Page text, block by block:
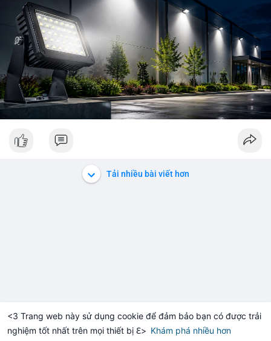
<3 Trang web này sử dụng cookie để đảm bảo bạn có được trải
nghiệm tốt nhất trên mọi thiết bị ℇ> Khám phá nhiều hơn
$1,915.75 +1.36% Solana $73.44 -1.08%
Tải nhiều bài viết hơn